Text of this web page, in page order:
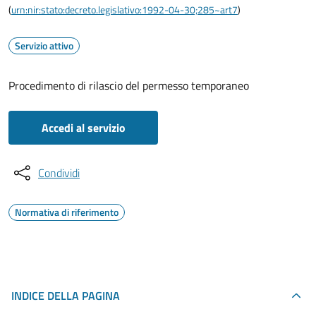
(urn:nir:stato:decreto.legislativo:1992-04-30;285~art7)
Servizio attivo
Procedimento di rilascio del permesso temporaneo
Accedi al servizio
Condividi
Normativa di riferimento
INDICE DELLA PAGINA